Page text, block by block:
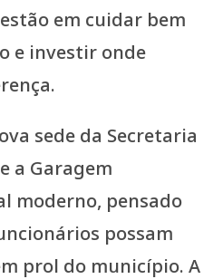
em cuidar bem
e investir onde
sede da Secretaria
a Garagem
moderno, pensado
possam
prol do município. A